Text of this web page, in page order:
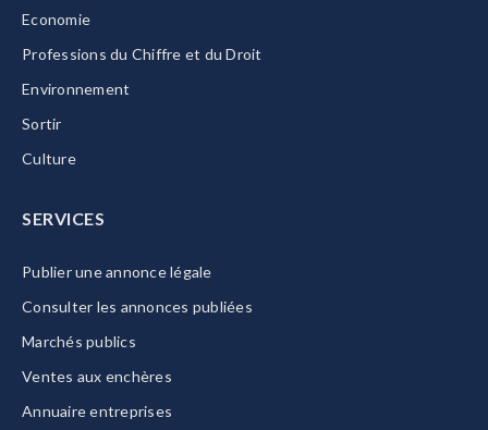
Economie
Professions du Chiffre et du Droit
Environnement
Sortir
Culture
SERVICES
Publier une annonce légale
Consulter les annonces publiées
Marchés publics
Ventes aux enchères
Annuaire entreprises